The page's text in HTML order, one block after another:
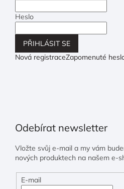
Heslo
PŘIHLÁSIT SE
Nová registraceZapomenuté
Odebírat newsletter
Vložte svůj e-mail a my vám
nových produktech na našem e-
E-mail